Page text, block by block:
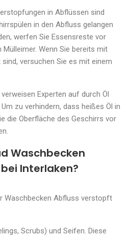
in Abflüssen sind
in den Abfluss gelangen
werfen Sie Essensreste vor
Wenn Sie bereits mit
versuchen Sie es mit einem
Experten auf durch Öl
zu verhindern, dass heißes Öl in
die Oberfläche des Geschirrs vor
Waschbecken
Interlaken?
Waschbecken Abfluss verstopft
Scrubs) und Seifen. Diese